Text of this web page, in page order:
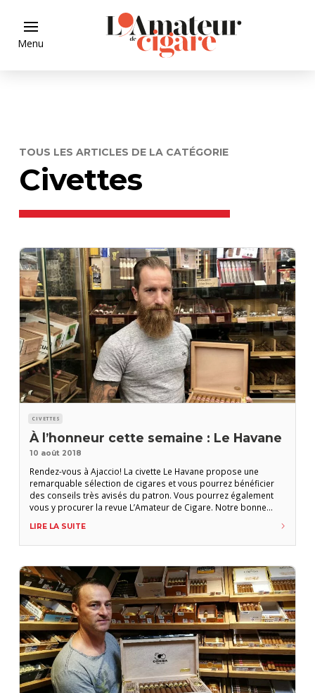
Menu
TOUS LES ARTICLES DE LA CATÉGORIE
Civettes
CIVETTES
À l’honneur cette semaine : Le Havane
10 août 2018
Rendez-vous à Ajaccio! La civette Le Havane propose une
remarquable sélection de cigares et vous pourrez bénéficier
des conseils très avisés du patron. Vous pourrez également
vous y procurer la revue L’Amateur de Cigare. Notre bonne
Ajaccio Tél. : 04 95 21 55 34/09 62 09 51 44 tabac-le-
havane@wanadoo.fr Ouvert
LIRE LA SUITE